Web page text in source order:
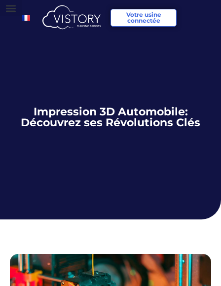
Votre usine
connectée
Impression 3D Automobile:
Découvrez ses Révolutions Clés